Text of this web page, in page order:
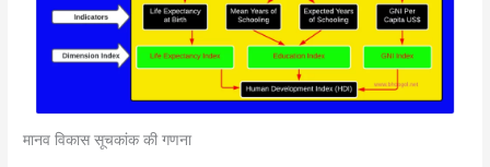
मानव विकास सूचकांक की गणना